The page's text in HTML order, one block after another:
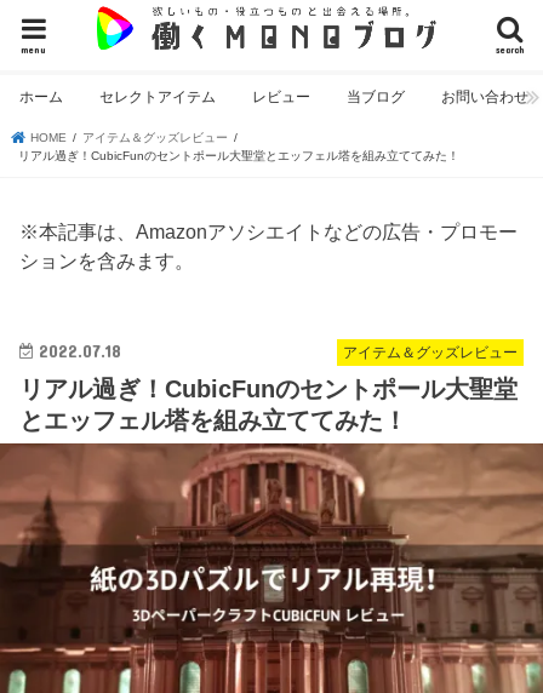
search
menu
ホーム セレクトアイテム レビュー 当ブログ お問い合わせ
HOME
アイテム＆グッズレビュー
リアル過ぎ！CubicFunのセントポール大聖堂とエッフェル塔を組み立ててみた！
※本記事は、Amazonアソシエイトなどの広告・プロモー
ションを含みます。
アイテム＆グッズレビュー
2022.07.18
リアル過ぎ！CubicFunのセントポール大聖堂
とエッフェル塔を組み立ててみた！